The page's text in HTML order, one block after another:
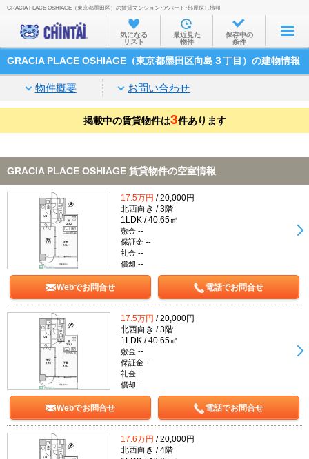
お部屋を探す
沿線・駅から
家賃相場から
通勤通学時間から
不動産会社から
TOP
GRACIA PLACE OSHIAGE（東京都墨田区）の賃貸マンション･アパート･部屋探し情報
気になる
リスト
最近見た
物件
保存中の
条件
GRACIA PLACE OSHIAGE（東京都墨田区向島３丁目）の建物情報
物件概要 お問い合わせ
掲載中の賃貸物件は3件あります
GRACIA PLACE OSHIAGE 賃貸物件の空室情報
17.5万円 / 20,000円
北西向き / 3階
1LDK / 40.65㎡
敷金 --
保証金 --
礼金 --
償却 --
Webでお問合せ 電話でお問合せ
17.5万円 / 20,000円
北西向き / 3階
1LDK / 40.65㎡
敷金 --
保証金 --
礼金 --
償却 --
Webでお問合せ 電話でお問合せ
17.6万円 / 20,000円
北西向き / 4階